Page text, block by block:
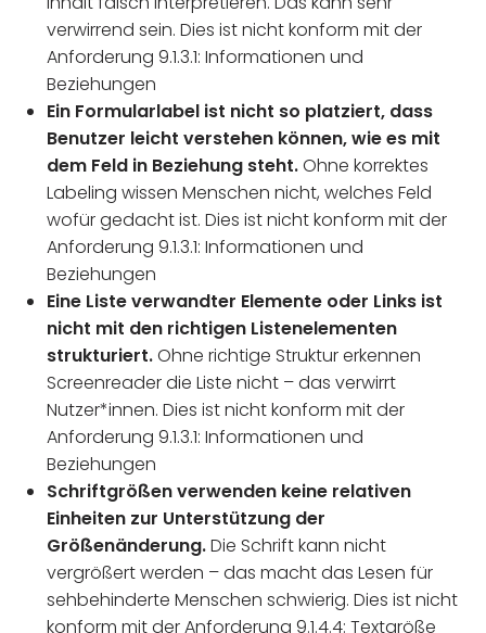
verwirrend sein. Dies ist nicht konform mit der
Anforderung 9.1.3.1: Informationen und
Beziehungen
Ein Formularlabel ist nicht so platziert, dass
Benutzer leicht verstehen können, wie es mit
dem Feld in Beziehung steht.Ohne korrektes
Labeling wissen Menschen nicht, welches Feld
wofür gedacht ist. Dies ist nicht konform mit der
Anforderung 9.1.3.1: Informationen und
Beziehungen
Eine Liste verwandter Elemente oder Links ist
nicht mit den richtigen Listenelementen
strukturiert.Ohne richtige Struktur erkennen
Screenreader die Liste nicht – das verwirrt
Nutzer*innen. Dies ist nicht konform mit der
Anforderung 9.1.3.1: Informationen und
Beziehungen
Schriftgrößen verwenden keine relativen
Einheiten zur Unterstützung der
Größenänderung.Die Schrift kann nicht
vergrößert werden – das macht das Lesen für
sehbehinderte Menschen schwierig. Dies ist nicht
konform mit der Anforderung 9.1.4.4: Textgröße